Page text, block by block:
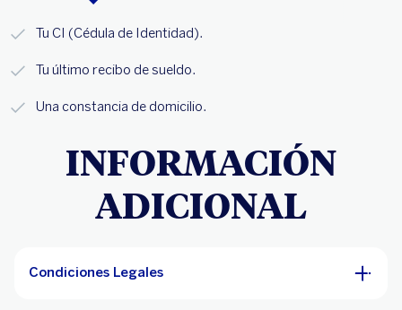
Tu CI (Cédula de Identidad).
Tu último recibo de sueldo.
Una constancia de domicilio.
INFORMACIÓN
ADICIONAL
Condiciones Legales